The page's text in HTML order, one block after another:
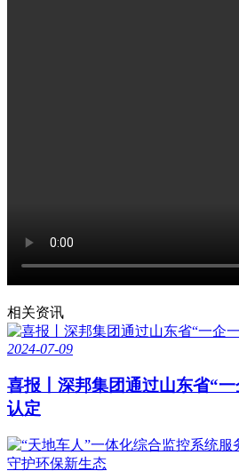
相关资讯
2024-07-09
喜报丨深邦集团通过山东省“
认定